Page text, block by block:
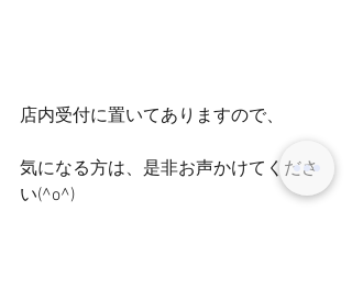
店内受付に置いてありますので、
気になる方は、是非お声かけてくださ
い(^o^)